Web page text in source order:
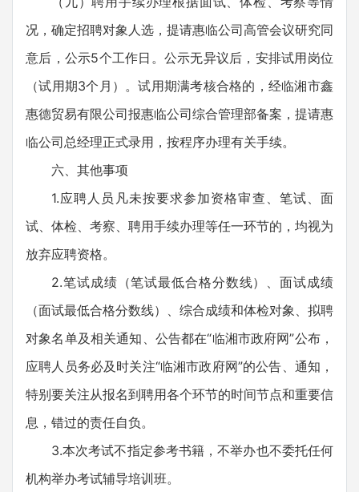
况，确定招聘对象人选，提请惠临公司高管会议研究同
意后，公示5个工作日。公示无异议后，安排试用岗位
（试用期3个月）。试用期满考核合格的，经临湘市鑫
惠德贸易有限公司报惠临公司综合管理部备案，提请惠
临公司总经理正式录用，按程序办理有关手续。
六、其他事项
1.应聘人员凡未按要求参加资格审查、笔试、面
试、体检、考察、聘用手续办理等任一环节的，均视为
放弃应聘资格。
2.笔试成绩（笔试最低合格分数线）、面试成绩
（面试最低合格分数线）、综合成绩和体检对象、拟聘
对象名单及相关通知、公告都在“临湘市政府网”公布，
应聘人员务必及时关注“临湘市政府网”的公告、通知，
特别要关注从报名到聘用各个环节的时间节点和重要信
息，错过的责任自负。
3.本次考试不指定参考书籍，不举办也不委托任何
机构举办考试辅导培训班。